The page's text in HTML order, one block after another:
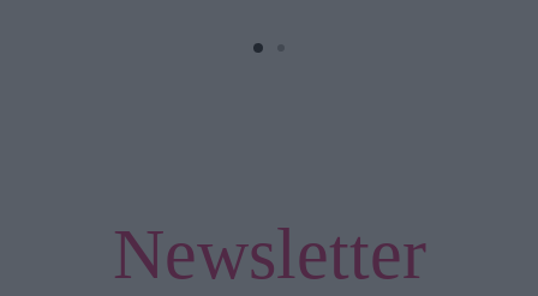
Newsletter